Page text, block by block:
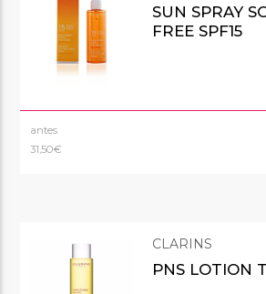
SUN SPRAY
FREE SPF15
antes
31,50€
CLARINS
PNS LOTION